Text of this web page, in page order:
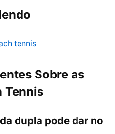
tennis
Sobre as
Tennis
dupla pode dar no